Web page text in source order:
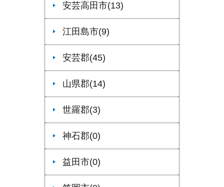
安芸高田市(13)
江田島市(9)
安芸郡(45)
山県郡(14)
世羅郡(3)
神石郡(0)
益田市(0)